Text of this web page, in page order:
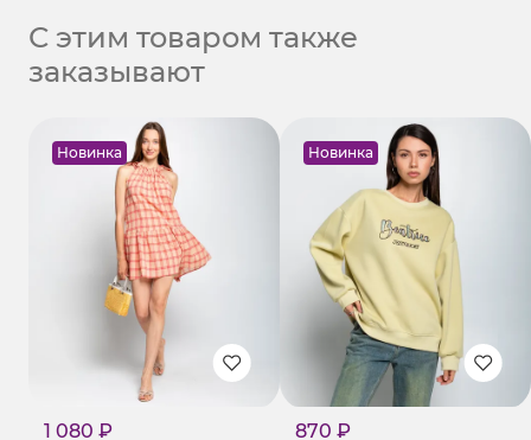
С этим товаром также
заказывают
Новинка
1 080 ₽
Новинка
870 ₽